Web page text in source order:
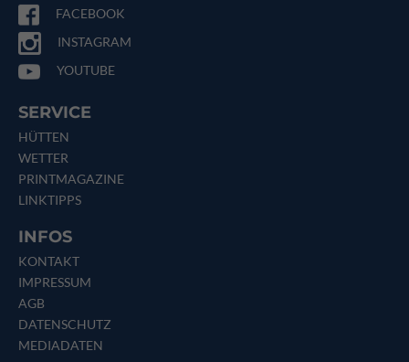
FACEBOOK
INSTAGRAM
YOUTUBE
SERVICE
HÜTTEN
WETTER
PRINTMAGAZINE
LINKTIPPS
INFOS
KONTAKT
IMPRESSUM
AGB
DATENSCHUTZ
MEDIADATEN